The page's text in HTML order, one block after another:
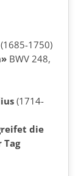
(1685-1750)
BWV 248,
(1714-
die
Tag